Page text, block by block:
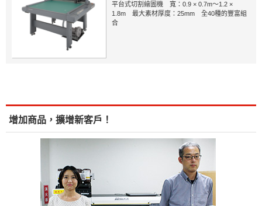
平台式切割繪圖機 寬：0.9 × 0.7m～1.2 ×
1.8m 最大素材厚度：25mm 全40種的豐富組
合
增加商品，擴增新客戶！